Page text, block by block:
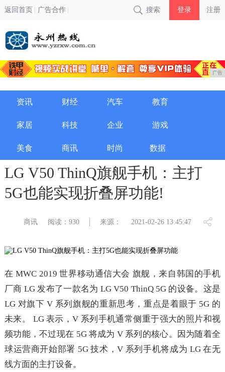
返回首页 广告合作 搜索 登录 注册
广告
资讯 财经 汽车 教育
家居 科技 企业 游戏
美食 商讯 时尚 数据
LG V50 ThinQ旗舰手机：主打
5G也能实现折叠屏功能!
商讯 阅读：930 来源： 2021-02-26 13:45:47
在 MWC 2019 世界移动通信大会 旗舰，来自韩国的手机
厂商 LG 发布了一款名为 LG V50 ThinQ 5G 的设备。这是
LG 对旗下 V 系列旗舰的重新思考，重点是着眼于 5G 的
未来。 LG 表示，V 系列手机通常侧重于强大的照片和视
频功能，不过现在 5G 将成为 V 系列的核心。因为随着全
球运营商开始部署 5G 技术，V 系列手机将成为 LG 在无
线方面的主打设备。